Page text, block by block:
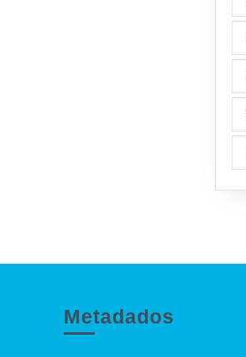
Metadados